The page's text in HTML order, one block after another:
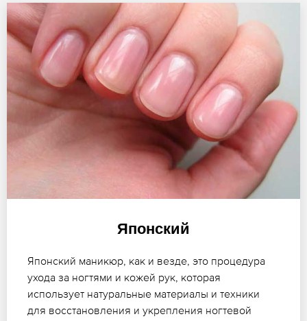
Японский
Японский маникюр, как и везде, это процедура
ухода за ногтями и кожей рук, которая
использует натуральные материалы и техники
для восстановления и укрепления ногтевой